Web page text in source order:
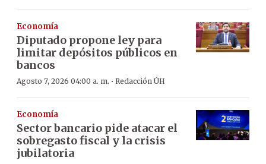
Economía
Diputado propone ley para
limitar depósitos públicos en
bancos
Agosto 7, 2026 04:00 a. m. · Redacción ÚH
Economía
Sector bancario pide atacar el
sobregasto fiscal y la crisis
jubilatoria